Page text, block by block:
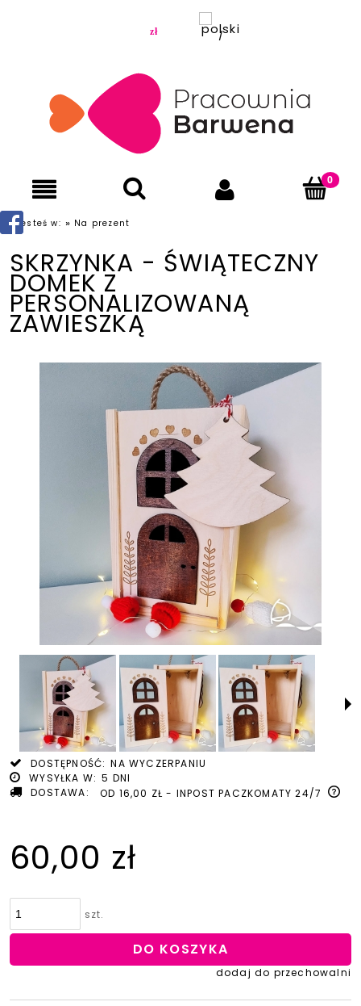
Jesteś w: » Na prezent
SKRZYNKA - ŚWIĄTECZNY
DOMEK Z
PERSONALIZOWANĄ
ZAWIESZKĄ
DOSTĘPNOŚĆ: NA WYCZERPANIU
WYSYŁKA W: 5 DNI
DOSTAWA:
OD 16,00 ZŁ - INPOST PACZKOMATY 24/7
60,00 zł
szt.
DO KOSZYKA
dodaj do przechowalni